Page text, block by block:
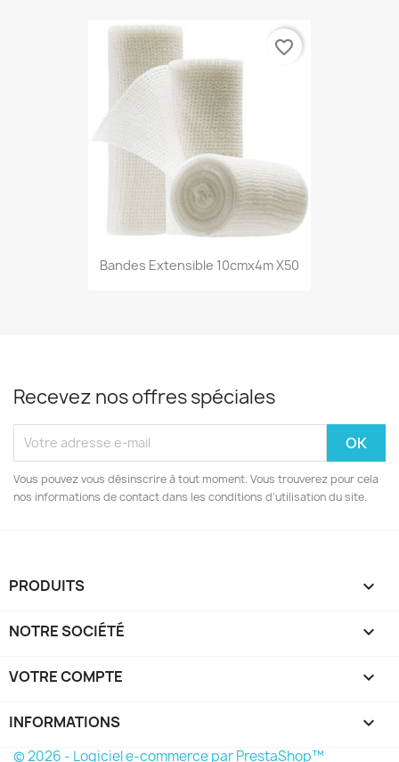
Bandes Extensible 10cmx4m X50
favorite_border
Recevez nos offres spéciales
Vous pouvez vous désinscrire à tout moment. Vous trouverez pour cela
nos informations de contact dans les conditions d'utilisation du site.
PRODUITS 
NOTRE SOCIÉTÉ 
VOTRE COMPTE 
INFORMATIONS keyboard_arrow_down
© 2026 - Logiciel e-commerce par PrestaShop™